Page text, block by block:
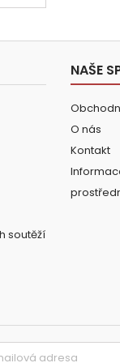
soutěží
NAŠE
O nás
Kontakt